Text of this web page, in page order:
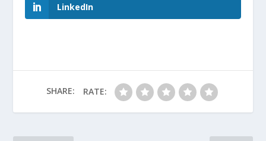
LinkedIn
SHARE: RATE: